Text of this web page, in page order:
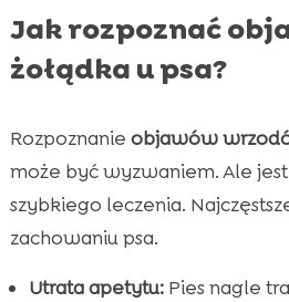
Jak rozpoznać
żołądka u psa?
Rozpoznanie objawów
może być wyzwaniem. Ale
szybkiego leczenia.
zachowaniu psa.
Utrata apetytu:Pies nagle